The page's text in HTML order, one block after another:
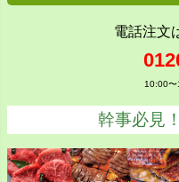
電話注文
10:00〜
幹事必見